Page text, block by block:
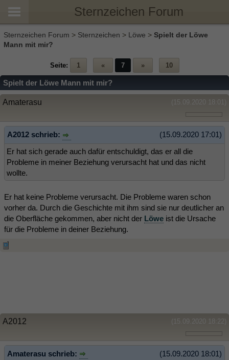
Sternzeichen Forum
Sternzeichen Forum > Sternzeichen > Löwe > Spielt der Löwe
Mann mit mir?
Seite: 1 « 7 » 10
Spielt der Löwe Mann mit mir?
(15.09.2020 18:01)
Amaterasu
(15.09.2020 17:01)
A2012 schrieb:
Er hat sich gerade auch dafür entschuldigt, das er all die
Probleme in meiner Beziehung verursacht hat und das nicht
wollte.
Er hat keine Probleme verursacht. Die Probleme waren schon
vorher da. Durch die Geschichte mit ihm sind sie nur deutlicher an
die Oberfläche gekommen, aber nicht der Löwe ist die Ursache
für die Probleme in deiner Beziehung.
(15.09.2020 18:22)
A2012
(15.09.2020 18:01)
Amaterasu schrieb: